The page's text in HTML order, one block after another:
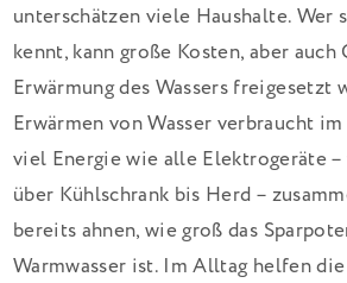
unterschätzen viele Haushalte. Wer
kennt, kann große Kosten, aber auch
Erwärmung des Wassers freigesetzt
Erwärmen von Wasser verbraucht
viel Energie wie alle Elektrogeräte –
über Kühlschrank bis Herd –
bereits ahnen, wie groß das
Warmwasser ist. Im Alltag helfen